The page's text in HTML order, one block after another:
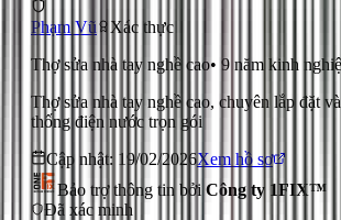
Phạm Vũ
Xác thực
Thợ sửa nhà tay nghề cao• 9 năm kinh
Thợ sửa nhà tay nghề cao, chuyên lắp đặt
thống điện nước trọn gói
Cập nhật: 19/02/2026Xem hồ sơ
Bảo trợ thông tin bởi Công ty 1FIX™
Đã xác minh